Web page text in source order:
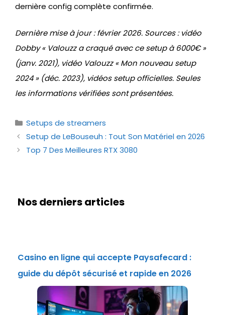
dernière config complète confirmée.
Dernière mise à jour : février 2026. Sources : vidéo
Dobby « Valouzz a craqué avec ce setup à 6000€ »
(janv. 2021), vidéo Valouzz « Mon nouveau setup
2024 » (déc. 2023), vidéos setup officielles. Seules
les informations vérifiées sont présentées.
Catégories
Setups de streamers
Setup de LeBouseuh : Tout Son Matériel en 2026
Top 7 Des Meilleures RTX 3080
Nos derniers articles
Casino en ligne qui accepte Paysafecard :
guide du dépôt sécurisé et rapide en 2026